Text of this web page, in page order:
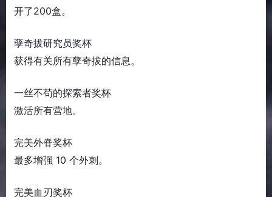
开了200盒。
孽奇拔研究员奖杯
获得有关所有孽奇拔的信息。
一丝不苟的探索者奖杯
激活所有营地。
完美外脊奖杯
最多增强 10 个外刺。
完美血刃奖杯